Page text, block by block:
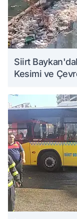
Siirt
Kesimi ve